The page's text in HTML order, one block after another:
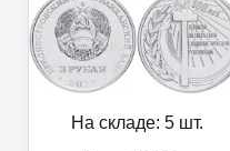
На складе: 5 шт.